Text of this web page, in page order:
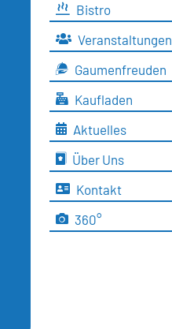
Bistro
Veranstaltungen
Gaumenfreuden
Kaufladen
Aktuelles
Über Uns
Kontakt
360°